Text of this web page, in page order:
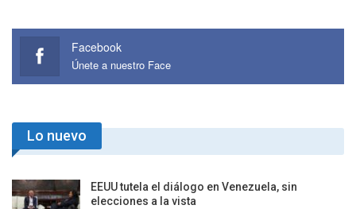
Facebook
Únete a nuestro Face
Lo nuevo
EEUU tutela el diálogo en Venezuela, sin
elecciones a la vista